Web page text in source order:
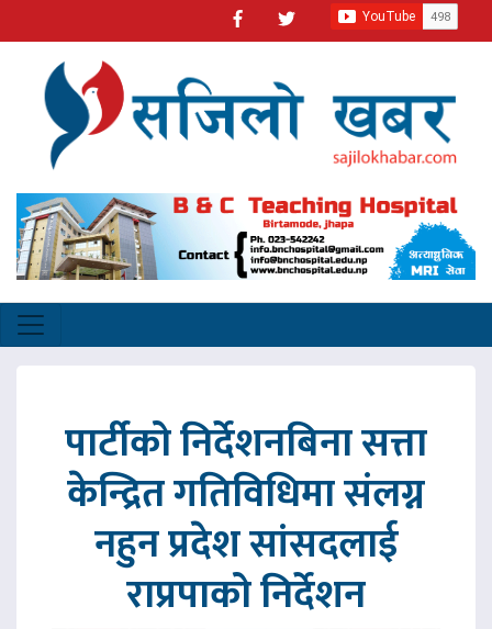
पार्टीको निर्देशनबिना सत्ता
केन्द्रित गतिविधिमा संलग्न
नहुन प्रदेश सांसदलाई
राप्रपाको निर्देशन